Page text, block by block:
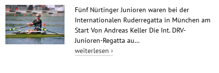
Fünf Nürtinger Junioren waren bei der
Internationalen Ruderregatta in München am
Start Von Andreas Keller Die Int. DRV-
Junioren-Regatta au…
weiterlesen ›